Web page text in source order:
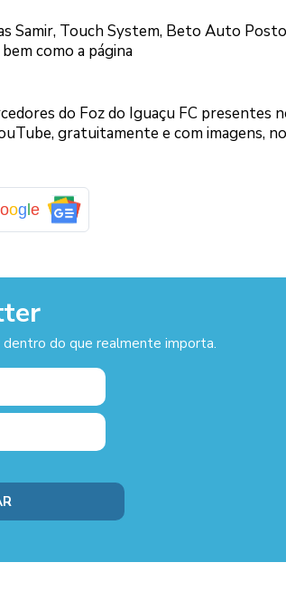
Samir, Touch System, Beto Auto
como a página
do Foz do Iguaçu FC presentes
gratuitamente e com imagens,
oogle
do que realmente importa.